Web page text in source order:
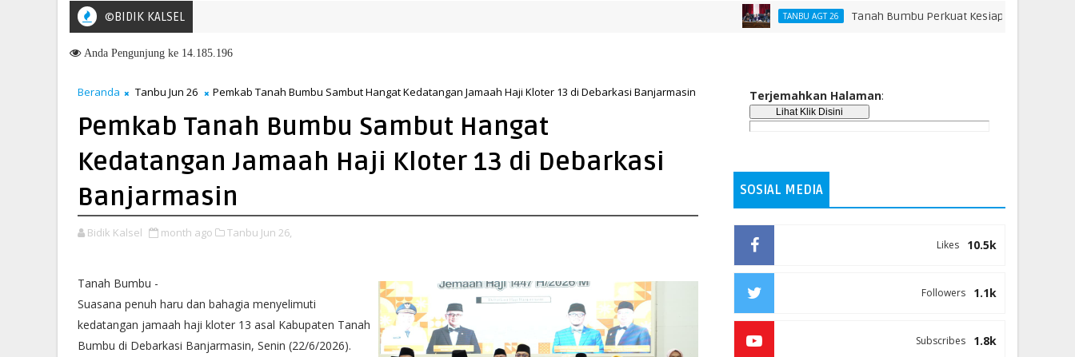
©BIDIK KALSEL TANBU AGT 26 Tanah Bumbu Perkuat Kesiapsiagaan Hadapi
Ke-23 Kecamatan Simpang Empat: Ikhtiar Membangun Generasi Qur’ani
Anda Pengunjung ke 14.185.196
Beranda Tanbu Jun 26 Pemkab Tanah Bumbu Sambut Hangat Kedatangan Jamaah Haji Kloter 13 di Debarkasi Banjarmasin
Pemkab Tanah Bumbu Sambut Hangat
Kedatangan Jamaah Haji Kloter 13 di Debarkasi
Banjarmasin
Bidik Kalsel month ago Tanbu Jun 26,
Tanah Bumbu -
Suasana penuh haru dan bahagia menyelimuti
kedatangan jamaah haji kloter 13 asal Kabupaten Tanah
Bumbu di Debarkasi Banjarmasin, Senin (22/6/2026).
Terjemahkan Halaman:
SOSIAL MEDIA
10.5k
Likes
1.1k
Followers
1.8k
Subscribes